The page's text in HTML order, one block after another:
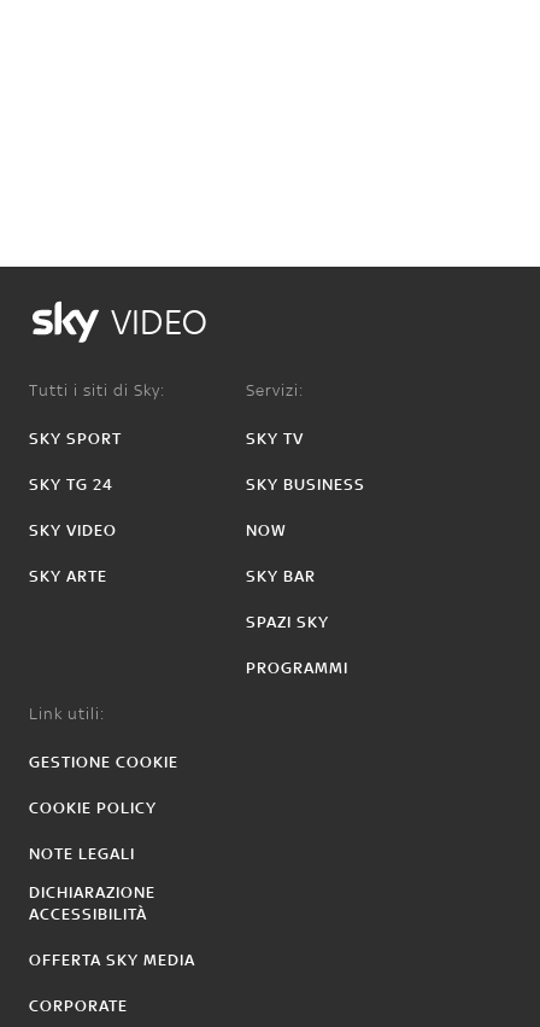
VIDEO
Tutti i siti di Sky:
SKY SPORT
SKY TG 24
SKY VIDEO
SKY ARTE
Servizi:
SKY TV
SKY BUSINESS
NOW
SKY BAR
SPAZI SKY
PROGRAMMI
Link utili:
GESTIONE COOKIE
COOKIE POLICY
NOTE LEGALI
DICHIARAZIONE
ACCESSIBILITÀ
OFFERTA SKY MEDIA
CORPORATE